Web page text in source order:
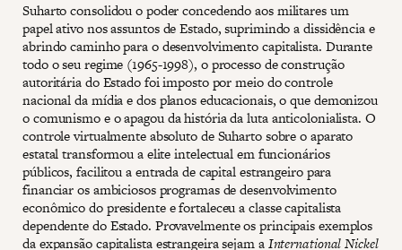
Suharto consolidou o poder concedendo aos militares um
papel ativo nos assuntos de Estado, suprimindo a dissidência e
abrindo caminho para o desenvolvimento capitalista. Durante
todo o seu regime (1965-1998), o processo de construção
autoritária do Estado foi imposto por meio do controle
nacional da mídia e dos planos educacionais, o que demonizou
o comunismo e o apagou da história da luta anticolonialista. O
controle virtualmente absoluto de Suharto sobre o aparato
estatal transformou a elite intelectual em funcionários
públicos, facilitou a entrada de capital estrangeiro para
financiar os ambiciosos programas de desenvolvimento
econômico do presidente e fortaleceu a classe capitalista
dependente do Estado. Provavelmente os principais exemplos
da expansão capitalista estrangeira sejam aInternational Nickel